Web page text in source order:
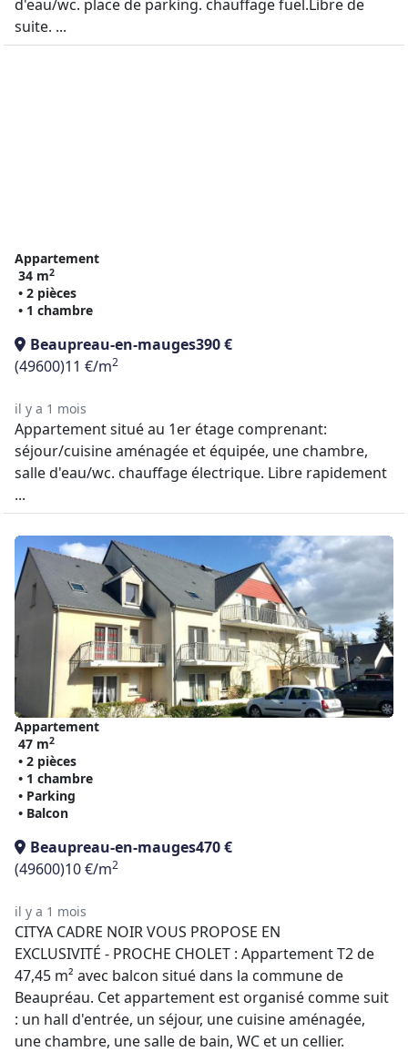
d'eau/wc. place de parking. chauffage fuel.Libre de
suite. ...
Appartement
34 m2
• 2 pièces
• 1 chambre
Beaupreau-en-mauges390 €
(49600)11 €/m2
il y a 1 mois
Appartement situé au 1er étage comprenant:
séjour/cuisine aménagée et équipée, une chambre,
salle d'eau/wc. chauffage électrique. Libre rapidement
...
Appartement
47 m2
• 2 pièces
• 1 chambre
• Parking
• Balcon
Beaupreau-en-mauges470 €
(49600)10 €/m2
il y a 1 mois
CITYA CADRE NOIR VOUS PROPOSE EN
EXCLUSIVITÉ - PROCHE CHOLET : Appartement T2 de
47,45 m² avec balcon situé dans la commune de
Beaupréau. Cet appartement est organisé comme suit
: un hall d'entrée, un séjour, une cuisine aménagée,
une chambre, une salle de bain, WC et un cellier.